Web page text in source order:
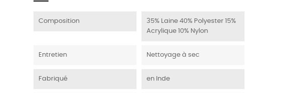
Composition
35% Laine 40% Polyester 15%
Acrylique 10% Nylon
Entretien Nettoyage à sec
Fabriqué en Inde